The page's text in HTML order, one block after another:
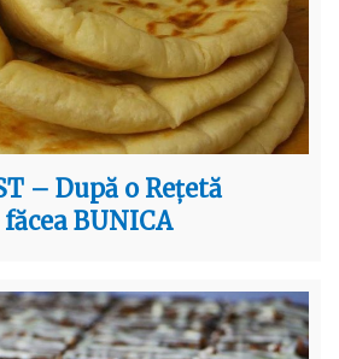
– După o Rețetă
făcea BUNICA